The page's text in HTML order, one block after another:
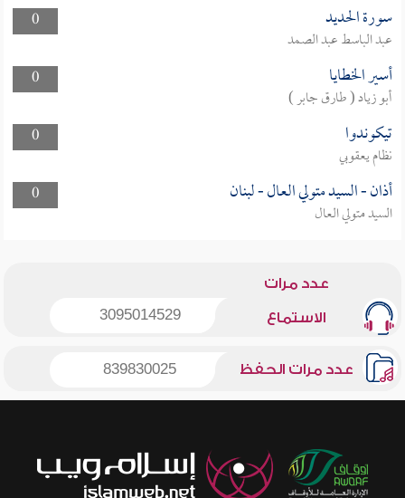
0
سورة الحديد
عبد الباسط عبد الصمد
0
أسير الخطايا
أبو زياد ( طارق جابر )
0
تيكوندوا
نظام يعقوبي
0
أذان - السيد متولي العال - لبنان
السيد متولي العال
عدد مرات
الاستماع 3095014529
عدد مرات الحفظ 839830025